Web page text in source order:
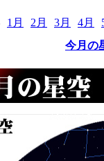
1月 2月 3月 4月
今月の